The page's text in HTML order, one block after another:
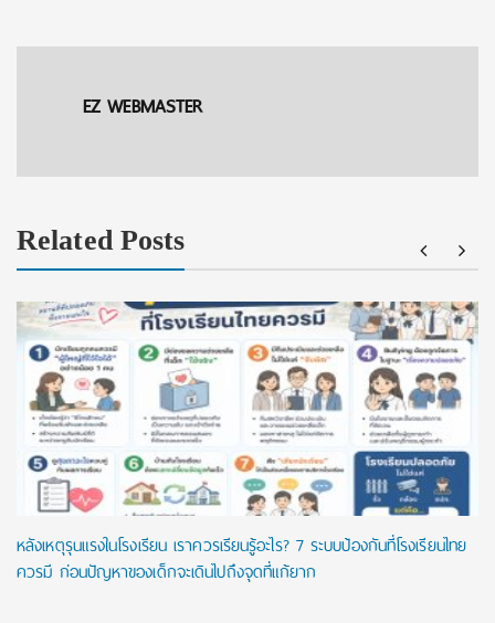
EZ WEBMASTER
Related Posts
หลังเหตุรุนแรงในโรงเรียน เราควรเรียนรู้อะไร? 7 ระบบป้องกันที่โรงเรียนไทย
ควรมี ก่อนปัญหาของเด็กจะเดินไปถึงจุดที่แก้ยาก